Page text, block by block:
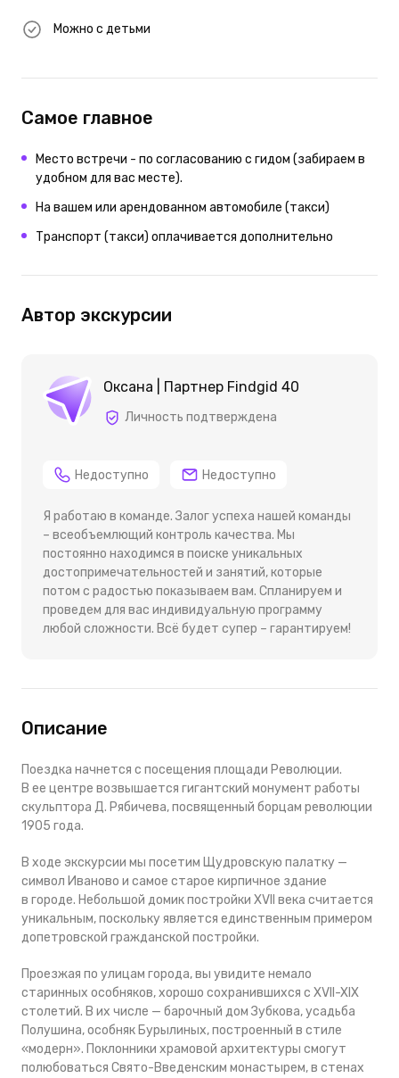
Можно с детьми
Самое главное
Место встречи - по согласованию с гидом (забираем в
удобном для вас месте).
На вашем или арендованном автомобиле (такси)
Транспорт (такси) оплачивается дополнительно
Автор экскурсии
Оксана | Партнер Findgid 40
Личность подтверждена
Недоступно Недоступно
Я работаю в команде. Залог успеха нашей команды
– всеобъемлющий контроль качества. Мы
постоянно находимся в поиске уникальных
достопримечательностей и занятий, которые
потом с радостью показываем вам. Спланируем и
проведем для вас индивидуальную программу
любой сложности. Всё будет супер – гарантируем!
Описание
Поездка начнется с посещения площади Революции.
В ее центре возвышается гигантский монумент работы
скульптора Д. Рябичева, посвященный борцам революции
1905 года.
В ходе экскурсии мы посетим Щудровскую палатку —
символ Иваново и самое старое кирпичное здание
в городе. Небольшой домик постройки XVII века считается
уникальным, поскольку является единственным примером
допетровской гражданской постройки.
Проезжая по улицам города, вы увидите немало
старинных особняков, хорошо сохранившихся с XVII-XIX
столетий. В их числе — барочный дом Зубкова, усадьба
Полушина, особняк Бурылиных, построенный в стиле
«модерн». Поклонники храмовой архитектуры смогут
полюбоваться Свято-Введенским монастырем, в стенах